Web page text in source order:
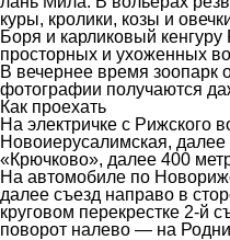
куры, кролики, козы и
Боря и карликовый
просторных и ухоженных
В вечернее время зоопарк
фотографии получаются
Как проехать
На электричке с Рижского
Новоиерусалимская,
«Крючково», далее 400
На автомобиле по
далее съезд направо в
круговом перекрестке 2-й
поворот налево — на